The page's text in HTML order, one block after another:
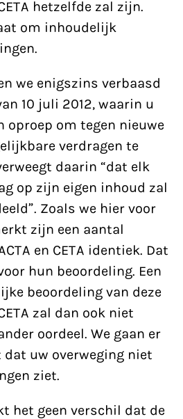
hetzelfde zal zijn.
om inhoudelijk
we enigszins verbaasd
10 juli 2012, waarin u
oproep om tegen nieuwe
verdragen te
daarin “dat elk
op zijn eigen inhoud zal
Zoals we hier voor
zijn een aantal
en CETA identiek. Dat
hun beoordeling. Een
beoordeling van deze
zal dan ook niet
oordeel. We gaan er
uw overweging niet
ziet.
het geen verschil dat de